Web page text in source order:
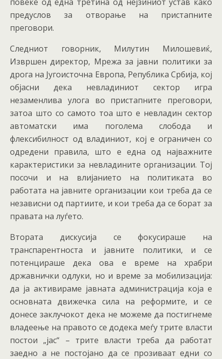
предуслов за отворање на пристапните
преговори.
Следниот говорник, Милутин Милошевиќ,
Извршен директор, Мрежа за јавни политики за
дрога на Југоисточна Европа, Република Србија, кој
објасни дека невладиниот сектор игра
незаменлива улога во пристапните преговори,
затоа што со самото тоа што е невладин сектор
автоматски има поголема слобода и
флексибилност од владиниот, кој е ограничен со
одредени правила, што е една од најважните
карактеристики за невладините организации. Тој
посочи и на влијанието на политиката во
работата на јавните организации кои треба да се
независни од партиите, и кои треба да се борат за
правата на луѓето.
Втората дискусија се фокусираше на
транспарентноста и јавните политики, и се
потенцираше дека ова е време на храбри
државнички одлуки, но и време за мобилизација:
да ја активираме јавната администрација која е
основната движечка сила на реформите, и се
донесе заклучокот дека не можеме да постигнеме
владеење на правото се додека меѓу трите власти
постои „јас“ – трите власти треба да работат
заедно а не постојано да се прозиваат едни со